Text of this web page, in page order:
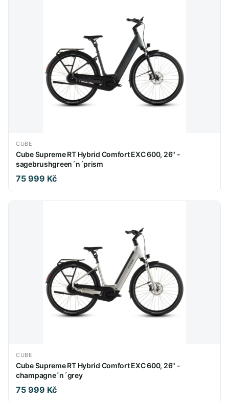
CUBE
Cube Supreme RT Hybrid Comfort EXC 600, 26" -
sagebrushgreen´n´prism
75 999 Kč
CUBE
Cube Supreme RT Hybrid Comfort EXC 600, 26" -
champagne´n´grey
75 999 Kč